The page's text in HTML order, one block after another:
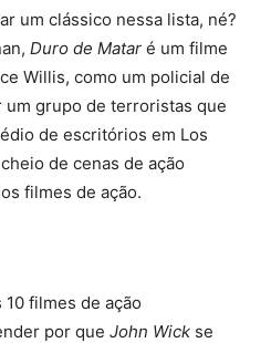
um clássico nessa lista, né?
Duro de Matar é um filme
Willis, como um policial de
um grupo de terroristas que
de escritórios em Los
de cenas de ação
filmes de ação.
filmes de ação
por que John Wick se